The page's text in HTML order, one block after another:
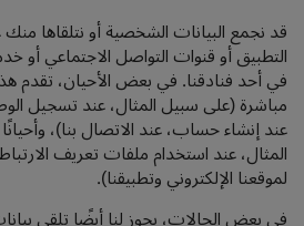
قد نجمع البيانات الشخصية أو نتلقاها منك
التطبيق أو قنوات التواصل الاجتماعي أو
في أحد فنادقنا. في بعض الأحيان، تقدم
مباشرة (على سبيل المثال، عند تسجيل
عند إنشاء حساب، عند الاتصال بنا)،
المثال، عند استخدام ملفات تعريف
لموقعنا الإلكتروني وتطبيقنا).